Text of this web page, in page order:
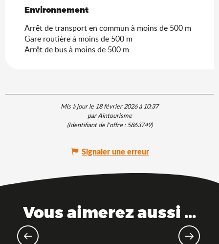
Environnement
Environnement
Arrêt de transport en commun à moins de 500 m
Gare routière à moins de 500 m
Arrêt de bus à moins de 500 m
Mis à jour le 18 février 2026 à 10:37
par Aintourisme
(Identifiant de l'offre :5863749)
Signaler une erreur
Vous aimerez aussi ...